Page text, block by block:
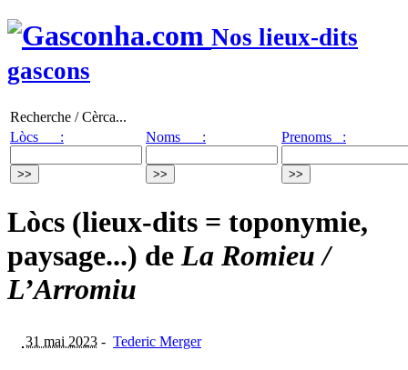
Nos lieux-dits
gascons
Recherche / Cèrca...
Lòcs :
Noms : Prenoms :
Lòcs (lieux-dits = toponymie,
paysage...) deLa Romieu /
L’Arromiu
31 mai 2023 - Tederic Merger